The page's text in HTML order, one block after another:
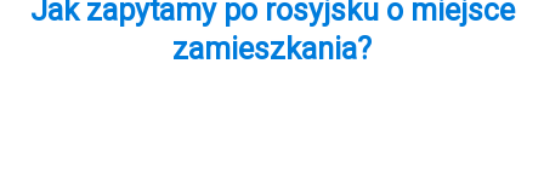
Jak zapytamy po rosyjsku o miejsce
zamieszkania?